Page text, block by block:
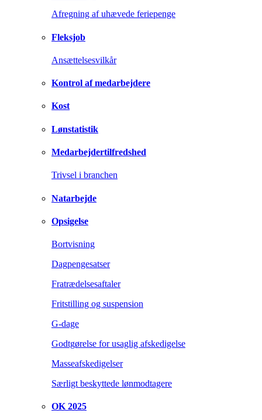
Afregning af uhævede feriepenge
Fleksjob
Ansættelsesvilkår
Kontrol af medarbejdere
Kost
Lønstatistik
Medarbejdertilfredshed
Trivsel i branchen
Natarbejde
Opsigelse
Bortvisning
Dagpengesatser
Fratrædelsesaftaler
Fritstilling og suspension
G-dage
Godtgørelse for usaglig afskedigelse
Masseafskedigelser
Særligt beskyttede lønmodtagere
OK 2025